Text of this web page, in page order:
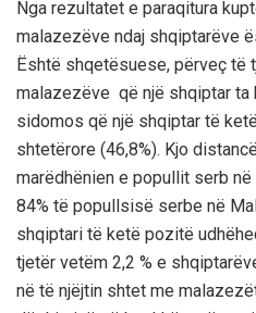
Nga rezultatet e paraqitura
malazezëve ndaj shqiptarëve
Është shqetësuese, përveç të
malazezëve që një shqiptar ta
sidomos që një shqiptar të
shtetërore (46,8%). Kjo
marëdhënien e popullit serb në
84% të popullsisë serbe në
shqiptari të ketë pozitë
tjetër vetëm 2,2 % e
në të njëjtin shtet me